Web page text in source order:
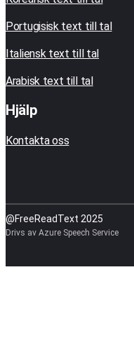
Portugisisk text till tal
Italiensk text till tal
Arabisk text till tal
Hjälp
Kontakta oss
@FreeReadText 2025
Drivs av Azure Speech Service